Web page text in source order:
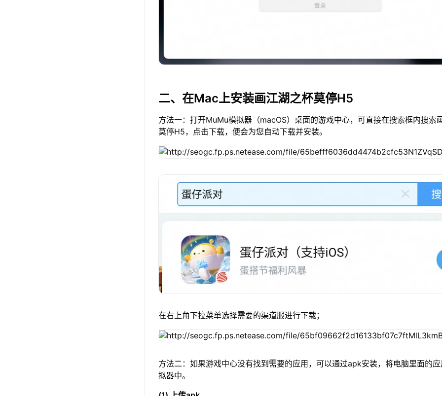
二、在Mac上安装画江湖之杯莫停H5
方法一：打开MuMu模拟器（macOS）桌面的游戏中心，可直接在搜索框内搜索
莫停H5，点击下载，便会为您自动下载并安装。
在右上角下拉菜单选择需要的渠道服进行下载；
方法二：如果游戏中心没有找到需要的应用，可以通过apk安装，将电脑里面的
拟器中。